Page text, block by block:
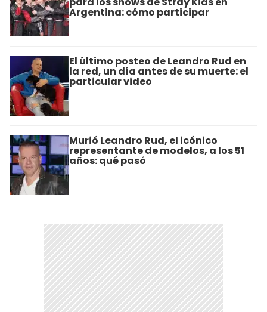
Argentina: cómo participar
El último posteo de Leandro Rud en
la red, un día antes de su muerte: el
particular video
Murió Leandro Rud, el icónico
representante de modelos, a los 51
años: qué pasó